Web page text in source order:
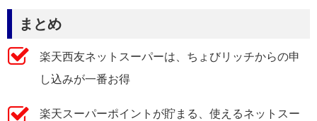
まとめ
楽天西友ネットスーパーは、ちょびリッチからの申
し込みが一番お得
楽天スーパーポイントが貯まる、使えるネットスー